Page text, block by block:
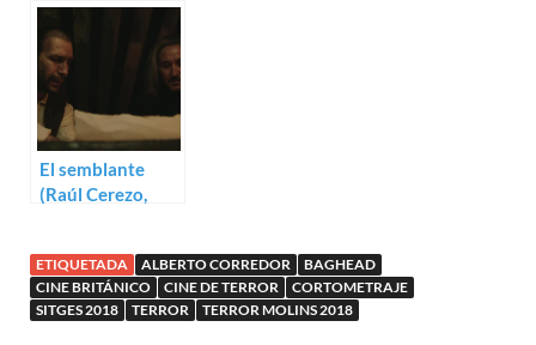
Rautsi)
El semblante
(Raúl Cerezo,
ETIQUETADA ALBERTO CORREDOR
BAGHEAD
CINE BRITÁNICO
CINE DE TERROR
CORTOMETRAJE
SITGES 2018
TERROR TERROR MOLINS 2018